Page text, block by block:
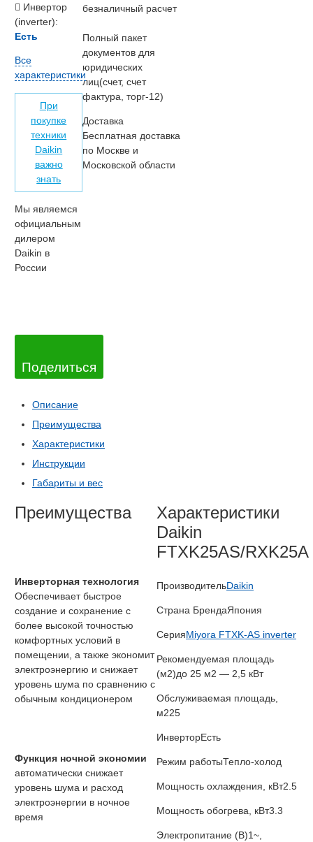
безналичный расчет
Полный пакет
документов для
юридических
лиц(счет, счет
фактура, торг-12)
Доставка
Бесплатная доставка
по Москве и
Московской области
Инвертор
(inverter):
Есть
Все
характеристики
При
покупке
техники
Daikin
важно
знать
Мы являемся
официальным
дилером
Daikin в
России
Поделиться
Описание
Преимущества
Характеристики
Инструкции
Габариты и вес
Преимущества
Инверторная технология
Обеспечивает быстрое
создание и сохранение с
более высокой точностью
комфортных условий в
помещении, а также экономит
электроэнергию и снижает
уровень шума по сравнению с
обычным кондиционером
Функция ночной экономии
автоматически снижает
уровень шума и расход
электроэнергии в ночное
время
Характеристики
Daikin
FTXK25AS/RXK25A
ПроизводительDaikin
Страна БрендаЯпония
СерияMiyora FTXK-AS inverter
Рекомендуемая площадь
(м2)до 25 м2 — 2,5 кВт
Обслуживаемая площадь,
м225
ИнверторЕсть
Режим работыТепло-холод
Мощность охлаждения, кВт2.5
Мощность обогрева, кВт3.3
Электропитание (В)1~,